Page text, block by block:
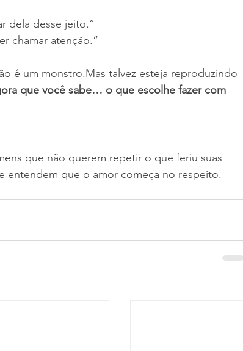
dela desse jeito.”
chamar atenção.”
é um monstro.Mas talvez esteja reproduzindo
que você sabe… o que escolhe fazer com
que não querem repetir o que feriu suas
entendem que o amor começa no respeito.